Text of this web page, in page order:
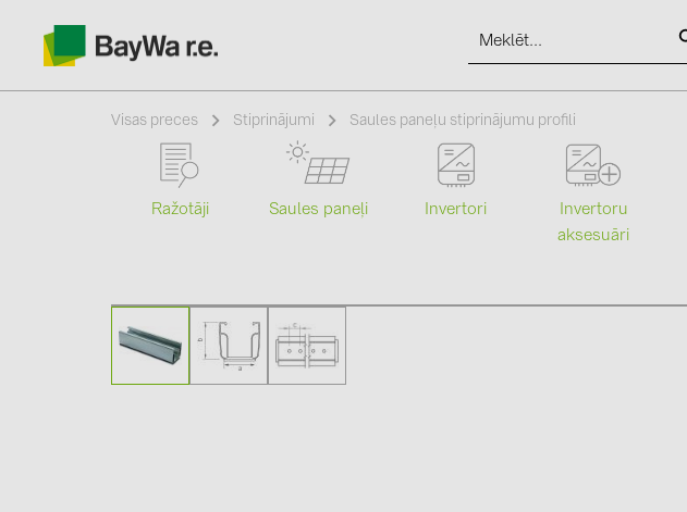
SOLAR-PLANIT
Produkti
Jaunumi
Kategorijas
Saules paneļi (19)
Visas preces Stiprinājumi Saules paneļu stiprinājumu profili
Ražotāji Saules paneļi Invertori
Invertoru
aksesuāri